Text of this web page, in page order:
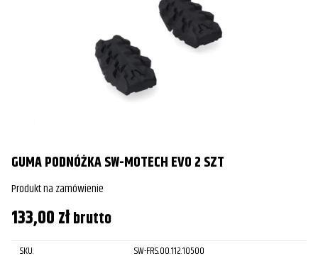
GUMA PODNÓŻKA SW-MOTECH EVO 2 SZT
Produkt na zamówienie
133,00złbrutto
SKU:
SW-FRS.00.112.10500